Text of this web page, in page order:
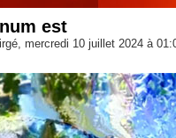
est
mercredi 10 juillet 2024 à